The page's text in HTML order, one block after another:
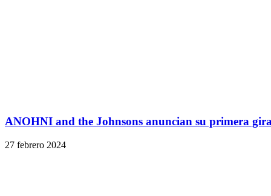
ANOHNI and the Johnsons anuncian su primera
27 febrero 2024